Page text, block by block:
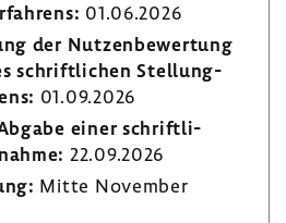
01.06.2026
der Nutzen­be­wer­tung
schrift­li­chen Stel­lung­
01.09.2026
einer schrift­li­
22.09.2026
Mitte November